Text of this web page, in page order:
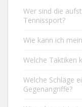
Wer sind die
Tennissport?
Wie kann ich
Welche Taktiken
Welche Schläge
Gegenangriffe?